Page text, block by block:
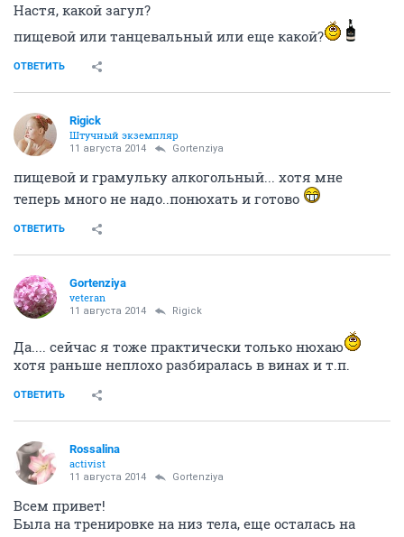
Настя, какой загул?
пищевой или танцевальный или еще какой?
ОТВЕТИТЬ
Rigick
Штучный экземпляр
11 августа 2014 Gortenziya
пищевой и грамульку алкогольный... хотя мне
теперь много не надо..понюхать и готово
ОТВЕТИТЬ
Gortenziya
veteran
11 августа 2014 Rigick
Да.... сейчас я тоже практически только нюхаю
хотя раньше неплохо разбиралась в винах и т.п.
ОТВЕТИТЬ
Rossalina
activist
11 августа 2014 Gortenziya
Всем привет!
Была на тренировке на низ тела, еще осталась на